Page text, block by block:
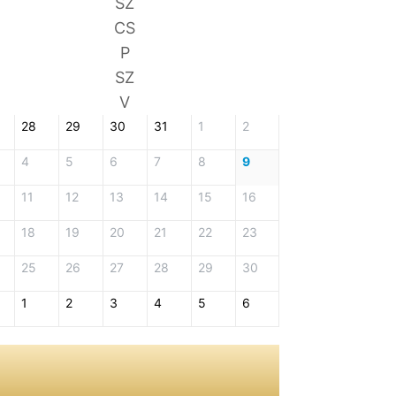
CS
P
SZ
V
28 29 30 31 1 2
4 5 6 7 8 9
11 12 13 14 15 16
18 19 20 21 22 23
25 26 27 28 29 30
1 2 3 4 5 6